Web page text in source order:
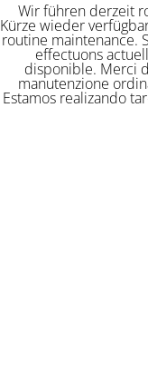
Wir führen derzeit
Kürze wieder
routine maintenance.
effectuons
disponible. Merci
manutenzione
Estamos realizando